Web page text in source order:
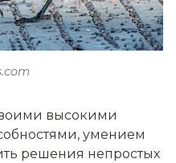
высокими
умением
решения непростых